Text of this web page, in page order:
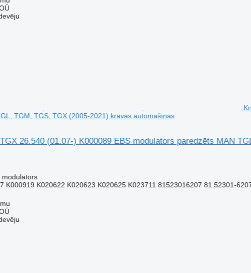
TGM, TGS, TGX (2005-2021) kravas automašīnas
26.540 (01.07-) K000089 EBS modulators paredzēts MAN
modulators
K000919 K020622 K020623 K020625 K023711 81523016207 81.52301-